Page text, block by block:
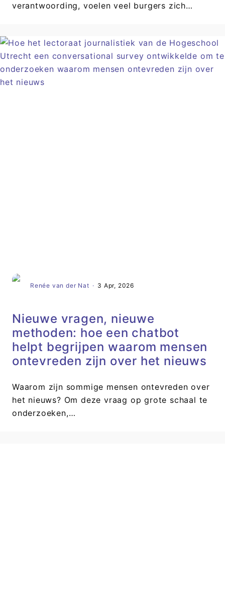
verantwoording, voelen veel burgers zich…
Renée van der Nat · 3 Apr, 2026
Nieuwe vragen, nieuwe
methoden: hoe een chatbot
helpt begrijpen waarom mensen
ontevreden zijn over het nieuws
Waarom zijn sommige mensen ontevreden over
het nieuws? Om deze vraag op grote schaal te
onderzoeken,…